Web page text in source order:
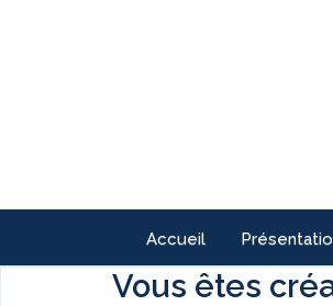
Accueil
Vous êtes